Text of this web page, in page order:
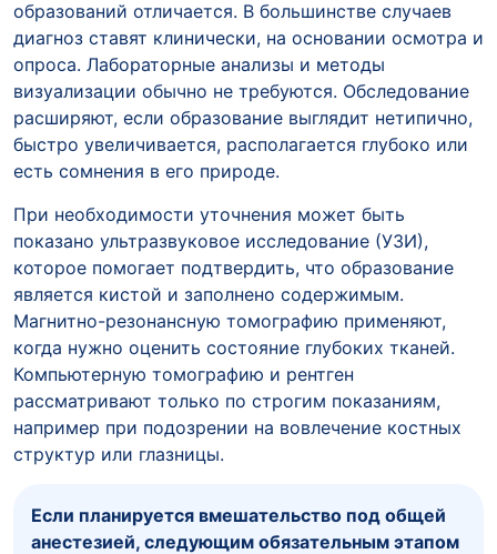
образований отличается. В большинстве случаев
диагноз ставят клинически, на основании осмотра и
опроса. Лабораторные анализы и методы
визуализации обычно не требуются. Обследование
расширяют, если образование выглядит нетипично,
быстро увеличивается, располагается глубоко или
есть сомнения в его природе.
При необходимости уточнения может быть
показано ультразвуковое исследование (УЗИ),
которое помогает подтвердить, что образование
является кистой и заполнено содержимым.
Магнитно-резонансную томографию применяют,
когда нужно оценить состояние глубоких тканей.
Компьютерную томографию и рентген
рассматривают только по строгим показаниям,
например при подозрении на вовлечение костных
структур или глазницы.
Если планируется вмешательство под общей
анестезией, следующим обязательным этапом